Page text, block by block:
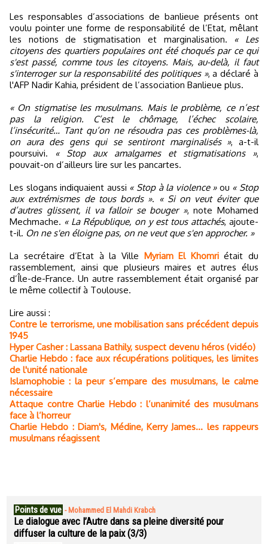
Les responsables d’associations de banlieue présents ont
voulu pointer une forme de responsabilité de l’Etat, mêlant
les notions de stigmatisation et marginalisation. « Les
citoyens des quartiers populaires ont été choqués par ce qui
s'est passé, comme tous les citoyens. Mais, au-delà, il faut
s'interroger sur la responsabilité des politiques », a déclaré à
l'AFP Nadir Kahia, président de l’association Banlieue plus.
« On stigmatise les musulmans. Mais le problème, ce n’est
pas la religion. C’est le chômage, l’échec scolaire,
l’insécurité… Tant qu’on ne résoudra pas ces problèmes-là,
on aura des gens qui se sentiront marginalisés », a-t-il
poursuivi.
« Stop aux amalgames et stigmatisations »,
pouvait-on d’ailleurs lire sur les pancartes.
Les slogans indiquaient aussi « Stop à la violence »ou « Stop
aux extrémismes de tous bords ». « Si on veut éviter que
d’autres glissent, il va falloir se bouger », note Mohamed
Mechmache. « La République, on y est tous attachés, ajoute-
t-il. On ne s'en éloigne pas, on ne veut que s'en approcher. »
La secrétaire d’Etat à la Ville Myriam El Khomriétait du
rassemblement, ainsi que plusieurs maires et autres élus
d’Île-de-France. Un autre rassemblement était organisé par
le même collectif à Toulouse.
Lire aussi :
Contre le terrorisme, une mobilisation sans précédent depuis
1945
Hyper Casher : Lassana Bathily, suspect devenu héros (vidéo)
Charlie Hebdo : face aux récupérations politiques, les limites
de l'unité nationale
Islamophobie : la peur s’empare des musulmans, le calme
nécessaire
Attaque contre Charlie Hebdo : l’unanimité des musulmans
face à l’horreur
Charlie Hebdo : Diam's, Médine, Kerry James... les rappeurs
musulmans réagissent
Points de vue - Mohammed El Mahdi Krabch
Le dialogue avec l’Autre dans sa pleine diversité pour
diffuser la culture de la paix (3/3)